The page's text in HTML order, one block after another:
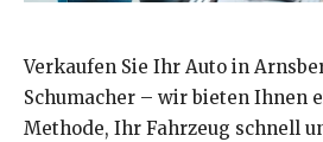
Verkaufen Sie Ihr Auto in
Schumacher – wir bieten Ihnen
Methode, Ihr Fahrzeug schnell